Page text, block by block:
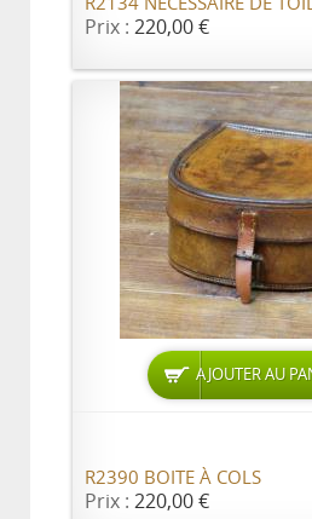
Prix : 220,00 €
AJOUTER AU
R2390 BOITE À COLS
Prix : 220,00 €